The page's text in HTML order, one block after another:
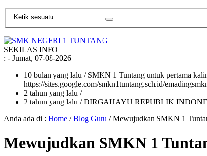
SEKILAS INFO
: - Jumat, 07-08-2026
10 bulan yang lalu / SMKN 1 Tuntang untuk pertama
https://sites.google.com/smkn1tuntang.sch.id/
2 tahun yang lalu /
2 tahun yang lalu / DIRGAHAYU REPUBLIK
Anda ada di : Home /Blog Guru /Mewujudkan SMKN 1
Mewujudkan SMKN 1